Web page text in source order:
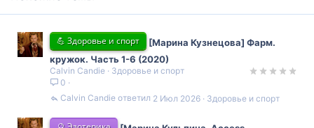
💪 Здоровье и спорт
[Марина Кузнецова] Фарм.
кружок. Часть 1-6 (2020)
Calvin Candie
Здоровье и спорт
0
Здоровье и спорт
2 Июл 2026
Calvin Candie